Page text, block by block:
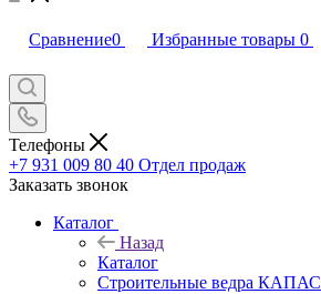
Сравнение0 Избранные товары 0
Телефоны
+7 931 009 80 40 Отдел продаж
Заказать звонок
Каталог
Назад
Каталог
Строительные ведра КАПАС